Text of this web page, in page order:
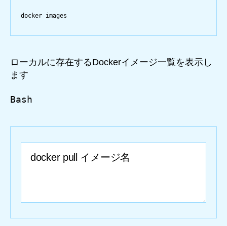
docker images
ローカルに存在するDockerイメージ一覧を表示し
ます
Bash